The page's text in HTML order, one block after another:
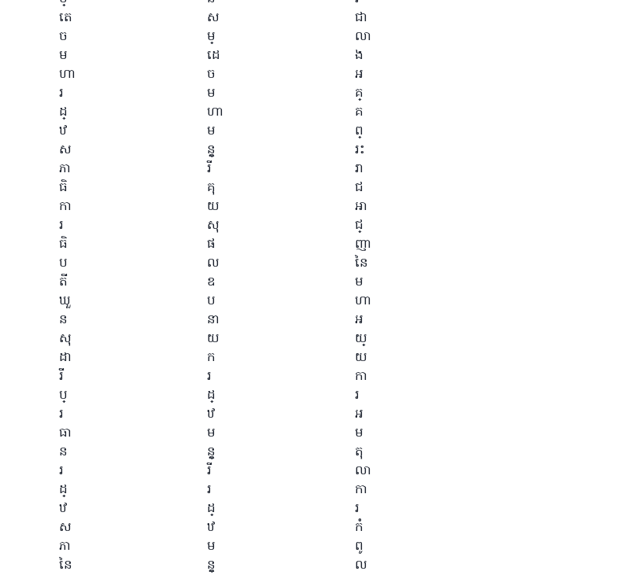
តេ
ច
ម
ហា
រ
ដ្
ឋ
ស
ភា
ធិ
កា
រ
ធិ
ប
តី
ឃួ
ន
សុ
ដា
រី
ប្
រ
ធា
ន
រ
ដ្
ឋ
ស
ភា
នៃ
ស
ម្
ដេ
ច
ម
ហា
ម
ន្ត្
រី
គុ
យ
សុ
ផ
ល
ឧ
ប
នា
យ
ក
រ
ដ្
ឋ
ម
ន្ត្
រី
រ
ដ្
ឋ
ម
ន្ត្
ជា
លា
ង
អ
គ្
គ
ព្
រះ
រា
ជ
អា
ជ្
ញា
នៃ
ម
ហា
អ
យ្
យ
កា
រ
អ
ម
តុ
លា
កា
រ
កំ
ពូ
ល